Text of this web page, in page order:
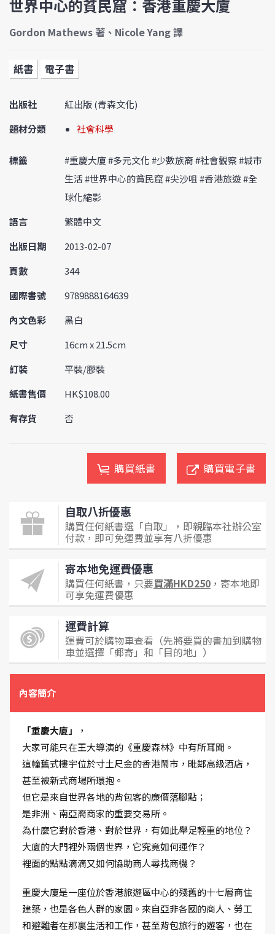
世界中心的貧民窟：香港重慶大廈
Gordon Mathews 著、Nicole Yang 譯
紙書 電子書
出版社
紅出版 (青森文化)
題材分類
社會科學
標籤
#重慶大廈 #多元文化 #少數族裔 #社會觀察 #城市
生活 #世界中心的貧民窟 #尖沙咀 #香港旅遊 #全
球化縮影
語言
繁體中文
出版日期
2013-02-07
頁數
344
國際書號
9789888164639
內文色彩
黑白
尺寸
16cm x 21.5cm
訂裝
平裝/膠裝
紙書售價
HK$108.00
有存貨
否
購買紙書 購買電子書
自取八折優惠
購買任何紙書選「自取」，即親臨本社辦公室
付款，即可免運費並享有八折優惠
寄本地免運費優惠
購買任何紙書，只要買滿HKD250 ，寄本地即
可享免運費優惠
運費計算
運費可於購物車查看（先將要買的書加到購物
車並選擇「郵寄」和「目的地」）
內容簡介
「重慶大廈」
，
大家可能只在王大導演的《重慶森林》中有所耳聞。
這幢舊式樓宇位於寸土尺金的香港鬧市，毗鄰高級酒店，
甚至被新式商場所環抱。
但它是來自世界各地的背包客的廉價落腳點；
是非洲、南亞裔商家的重要交易所。
為什麼它對於香港、對於世界，有如此舉足輕重的地位？
大廈的大門裡外兩個世界，它究竟如何運作？
裡面的點點滴滴又如何協助商人尋找商機？
重慶大廈是一座位於香港旅遊區中心的殘舊的十七層商住
建築，也是各色人群的家園。來自亞非各國的商人、勞工
和避難者在那裏生活和工作，甚至背包旅行的遊客，也在